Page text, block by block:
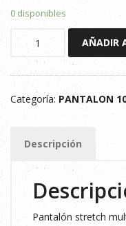
0 disponibles
MULTIBOLSILLOS
VERDE
cantidad
AÑADIR
Categoría: PANTALON
Descripción
Pantalón stretch